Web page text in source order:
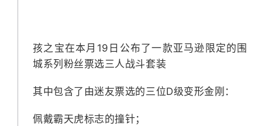
孩之宝在本月19日公布了一款亚马逊限定的围
城系列粉丝票选三人战斗套装
其中包含了由迷友票选的三位D级变形金刚：
佩戴霸天虎标志的撞针；